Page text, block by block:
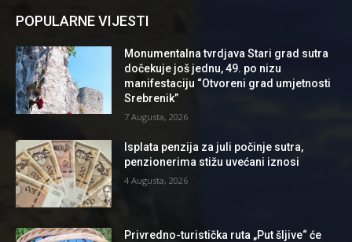
POPULARNE VIJESTI
Monumentalna tvrdjava Stari grad sutra
dočekuje još jednu, 49. po nizu
manifestaciju “Otvoreni grad umjetnosti
Srebrenik”
7 Augusta, 2026
Isplata penzija za juli počinje sutra,
penzionerima stižu uvećani iznosi
4 Augusta, 2026
Privredno-turistička ruta „Put šljive“ će